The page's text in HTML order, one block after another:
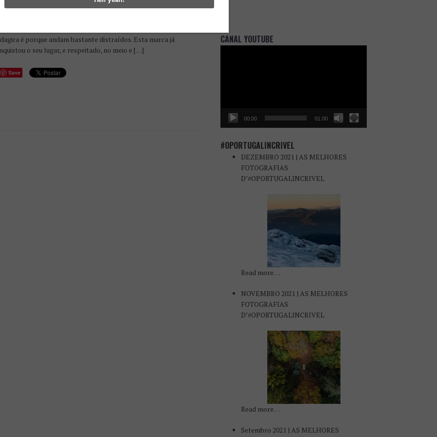
é porque andam bastante distraídos. Esta marca já
o seu lugar, e respeitado, no meio e […]
Save
CANAL YOUTUBE
00:00 01:00
#OPORTUGALINCRIVEL
DEZEMBRO 2021 | AS MELHORES
FOTOGRAFIAS
D’#OPORTUGALINCRIVEL
Read more…
NOVEMBRO 2021 | AS MELHORES
FOTOGRAFIAS
D’#OPORTUGALINCRIVEL
Read more…
Setembro 2021 | AS MELHORES